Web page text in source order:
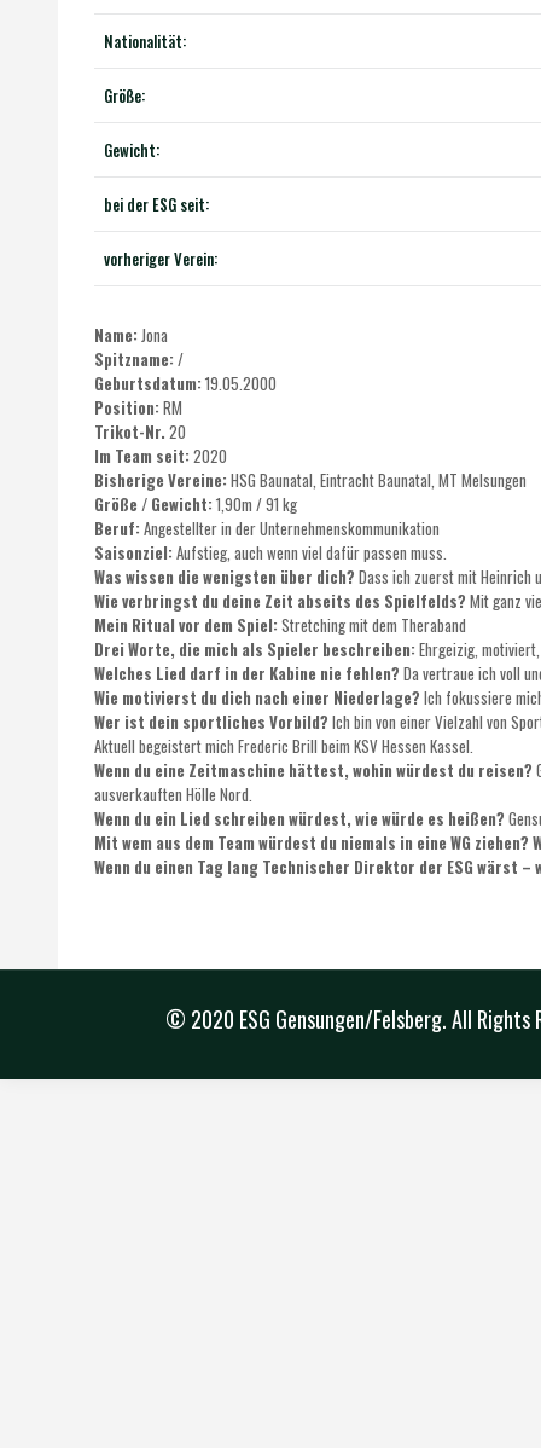
Nationalität:
Größe:
Gewicht:
bei der ESG seit:
vorheriger Verein:
Name: Jona
Spitzname: /
Geburtsdatum: 19.05.2000
Position: RM
Trikot-Nr. 20
Im Team seit: 2020
Bisherige Vereine: HSG Baunatal, Eintracht Baunatal, MT Melsungen
Größe / Gewicht: 1,90m / 91 kg
Beruf: Angestellter in der Unternehmenskommunikation
Saisonziel: Aufstieg, auch wenn viel dafür passen muss.
Was wissen die wenigsten über dich? Dass ich zuerst mit Heinrich
Wie verbringst du deine Zeit abseits des Spielfelds? Mit ganz
Mein Ritual vor dem Spiel: Stretching mit dem Theraband
Drei Worte, die mich als Spieler beschreiben: Ehrgeizig,
Welches Lied darf in der Kabine nie fehlen? Da vertraue ich voll
Wie motivierst du dich nach einer Niederlage? Ich fokussiere
Wer ist dein sportliches Vorbild? Ich bin von einer Vielzahl von
Aktuell begeistert mich Frederic Brill beim KSV Hessen Kassel.
Wenn du eine Zeitmaschine hättest, wohin würdest du reisen?
ausverkauften Hölle Nord.
Wenn du ein Lied schreiben würdest, wie würde es heißen?
Mit wem aus dem Team würdest du niemals in eine WG ziehen?
Wenn du einen Tag lang Technischer Direktor der ESG wärst –
© 2020 ESG Gensungen/Felsberg. All Rights